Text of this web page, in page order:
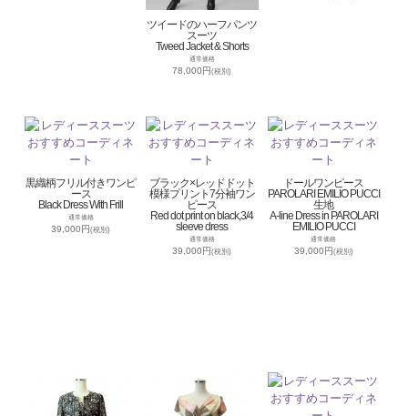
ツイードのハーフパンツ
スーツ
Tweed Jacket & Shorts
通常価格
78,000円(税別)
黒織柄フリル付きワンピ
ース
Black Dress With Frill
通常価格
39,000円(税別)
ブラック×レッドドット
模様プリント7分袖ワン
ピース
Red dot print on black,3/4
sleeve dress
通常価格
39,000円(税別)
ドールワンピース
PAROLARI EMILIO PUCCI
生地
A-line Dress in PAROLARI
EMILIO PUCCI
通常価格
39,000円(税別)